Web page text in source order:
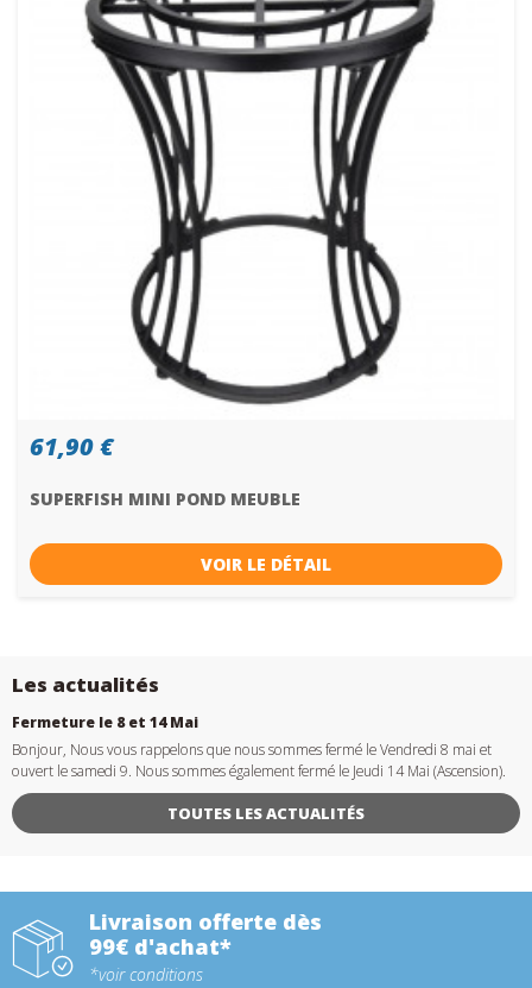
61,90 €
SUPERFISH MINI POND MEUBLE
VOIR LE DÉTAIL
Les actualités
Fermeture le 8 et 14 Mai
Bonjour, Nous vous rappelons que nous sommes fermé le Vendredi 8 mai et
ouvert le samedi 9. Nous sommes également fermé le Jeudi 14 Mai (Ascension).
TOUTES LES ACTUALITÉS
Livraison offerte dès
99€ d'achat*
*voir conditions